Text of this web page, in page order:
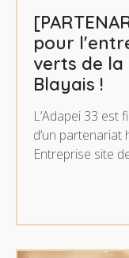
pour
verts de la
Blayais !
L’Adapei 33 est
d’un
Entreprise site